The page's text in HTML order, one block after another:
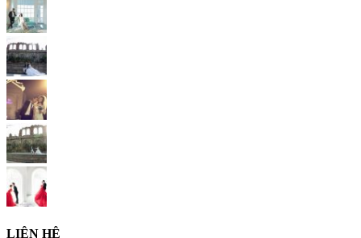
LIÊN HỆ